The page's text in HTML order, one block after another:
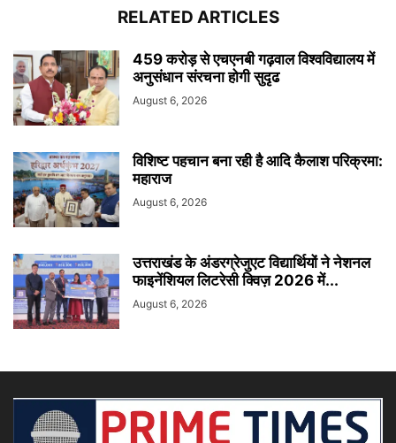
RELATED ARTICLES
459 करोड़ से एचएनबी गढ़वाल विश्वविद्यालय में
अनुसंधान संरचना होगी सुदृढ
August 6, 2026
विशिष्ट पहचान बना रही है आदि कैलाश परिक्रमा:
महाराज
August 6, 2026
उत्तराखंड के अंडरग्रेजुएट विद्यार्थियों ने नेशनल
फाइनेंशियल लिटरेसी क्विज़ 2026 में...
August 6, 2026